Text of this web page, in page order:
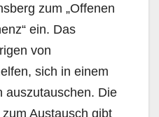
zum „Offenen
ein. Das
von
sich in einem
auszutauschen. Die
Austausch gibt